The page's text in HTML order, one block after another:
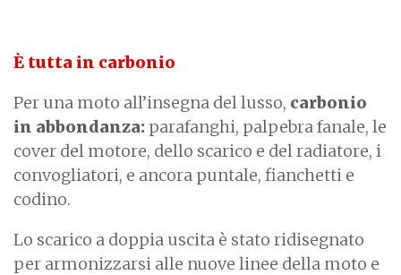
È tutta in carbonio
Per una moto all’insegna del lusso, carbonio
in abbondanza: parafanghi, palpebra fanale, le
cover del motore, dello scarico e del radiatore, i
convogliatori, e ancora puntale, fianchetti e
codino.
Lo scarico a doppia uscita è stato ridisegnato
per armonizzarsi alle nuove linee della moto e